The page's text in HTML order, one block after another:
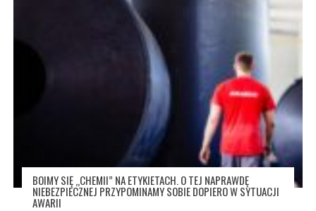
BOIMY SIĘ „CHEMII” NA ETYKIETACH. O TEJ NAPRAWDĘ
NIEBEZPIECZNEJ PRZYPOMINAMY SOBIE DOPIERO W SYTUACJI
AWARII